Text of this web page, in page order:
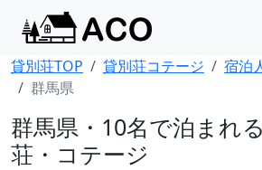
貸別荘TOP 貸別荘コテージ 宿泊
群馬県
群馬県・10名で泊まれ
荘・コテージ